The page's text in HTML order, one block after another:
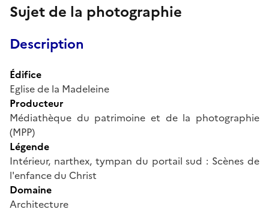
Sujet de la photographie
Description
Édifice
Eglise de la Madeleine
Producteur
Médiathèque du patrimoine et de la photographie
(MPP)
Légende
Intérieur, narthex, tympan du portail sud : Scènes de
l'enfance du Christ
Domaine
Architecture